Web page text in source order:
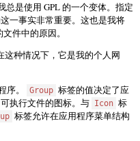
是使用 GPL 的一个变体。指定
一事实非常重要。这也是我将
件中的原因。
种情况下，它是我的个人网
序。 Group 标签的值决定了应
执行文件的图标。与 Icon 标
标签允许在应用程序菜单结构